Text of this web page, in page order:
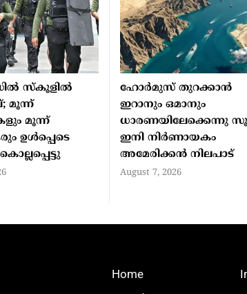
സ്‌കൂളില്‍
മൂന്ന്
മൂന്ന്
ഉള്‍പ്പെടെ
ഹോര്‍മുസ് തുറക്കാന്‍
ഇറാനും ഒമാനും
ധാരണയിലേക്കെന്നു
ഇനി നിര്‍ണായകം
അമേരിക്കന്‍ നിലപാട്
August 7, 2026
Home